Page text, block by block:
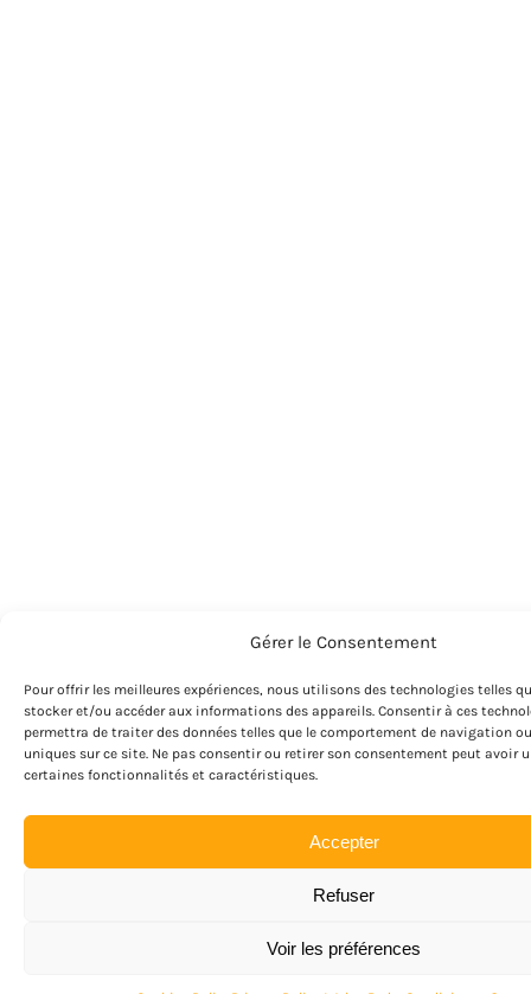
Gérer le Consentement
Pour offrir les meilleures expériences, nous utilisons des technologies telles
stocker et/ou accéder aux informations des appareils. Consentir à ces
permettra de traiter des données telles que le comportement de navigation
uniques sur ce site. Ne pas consentir ou retirer son consentement peut avoir
certaines fonctionnalités et caractéristiques.
Accepter
Refuser
Voir les préférences